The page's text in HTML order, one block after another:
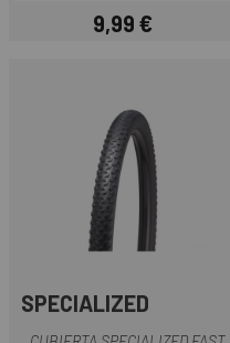
Precio
9,99 €
SPECIALIZED